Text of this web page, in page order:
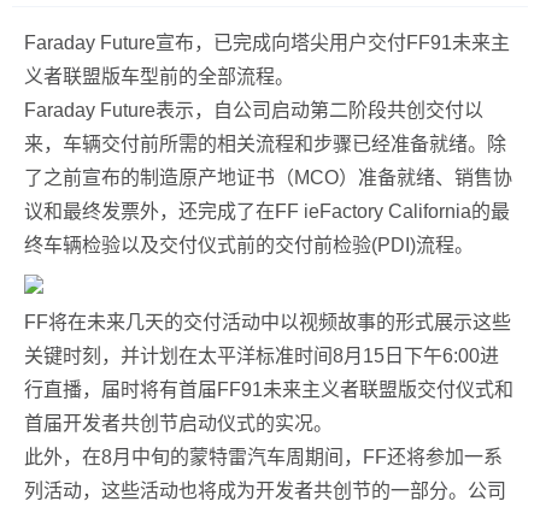
Faraday Future宣布，已完成向塔尖用户交付FF91未来主
义者联盟版车型前的全部流程。
Faraday Future表示，自公司启动第二阶段共创交付以
来，车辆交付前所需的相关流程和步骤已经准备就绪。除
了之前宣布的制造原产地证书（MCO）准备就绪、销售协
议和最终发票外，还完成了在FF ieFactory California的最
终车辆检验以及交付仪式前的交付前检验(PDI)流程。
FF将在未来几天的交付活动中以视频故事的形式展示这些
关键时刻，并计划在太平洋标准时间8月15日下午6:00进
行直播，届时将有首届FF91未来主义者联盟版交付仪式和
首届开发者共创节启动仪式的实况。
此外，在8月中旬的蒙特雷汽车周期间，FF还将参加一系
列活动，这些活动也将成为开发者共创节的一部分。公司